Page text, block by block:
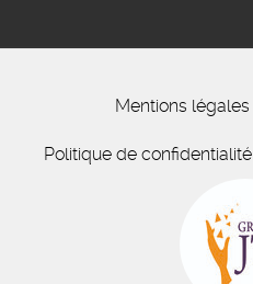
Mentions légales
Politique de confidentialité